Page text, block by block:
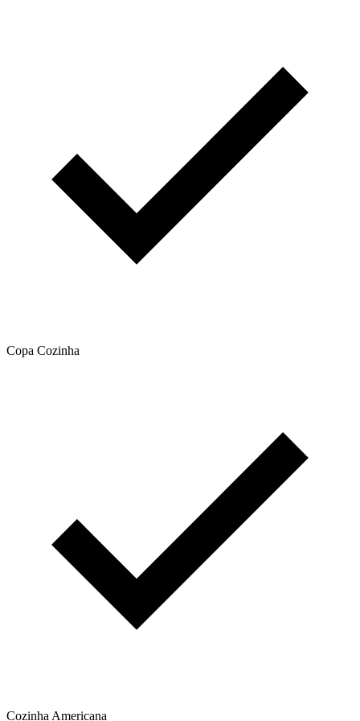
Copa Cozinha
Cozinha Americana